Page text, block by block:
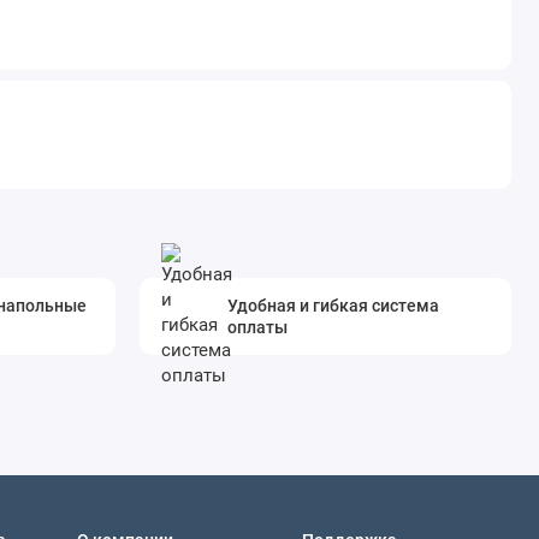
Удобная и гибкая система
оплаты